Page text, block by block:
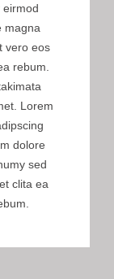
eirmod
magna
vero eos
rebum.
Lorem
dolore
sed
clita ea